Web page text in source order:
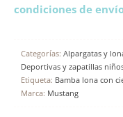
condiciones de
Categorías: Alpargatas y
Deportivas y zapatillas
Etiqueta: Bamba lona con
Marca: Mustang